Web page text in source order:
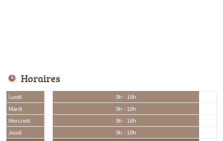
Horaires
Lundi
9h - 18h
Mardi
9h - 18h
Mercredi
9h - 18h
Jeudi
9h - 18h